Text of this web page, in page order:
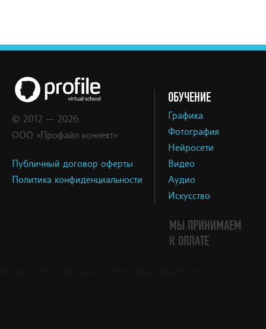
© 2012 — 2026
ООО «Профайл коннект»
Публичный договор оферты
Политика конфиденциальности
ОБУЧЕНИЕ
Графика
Фотография
Нейросети
Видео
Аудио
Искусство
МЫ ПРИНИМАЕМ
К ОПЛАТЕ